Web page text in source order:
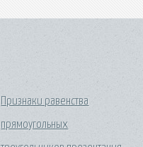
Признаки равенства
прямоугольных